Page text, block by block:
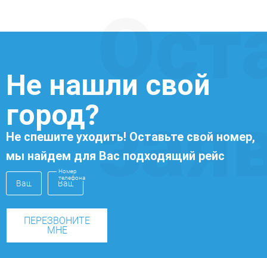
Не нашли свой
город?
Не спешите уходить! Оставьте свой номер,
мы найдем для Вас подходящий рейс
Номер
телефона
ПЕРЕЗВОНИТЕ
МНЕ